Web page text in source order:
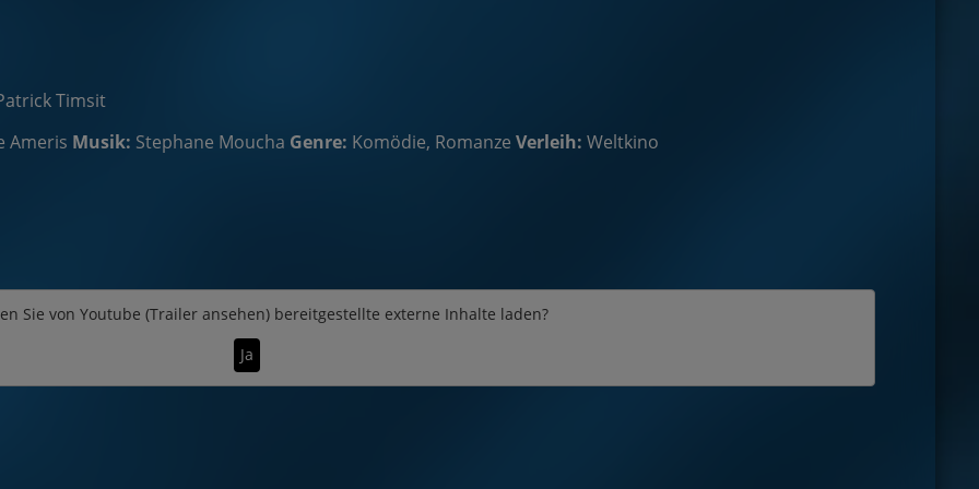
Timsit
Ameris Musik: Stephane Moucha Genre: Komödie, Romanze Verleih: Weltkino
Sie von Youtube (Trailer ansehen)bereitgestellte externe Inhalte laden?
Ja